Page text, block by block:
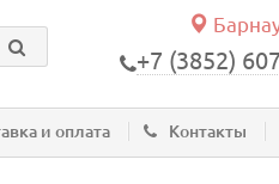
+7 (3852)
и оплата Контакты